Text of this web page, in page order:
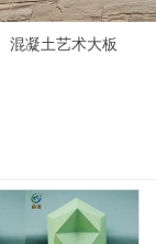
混凝土艺术大板